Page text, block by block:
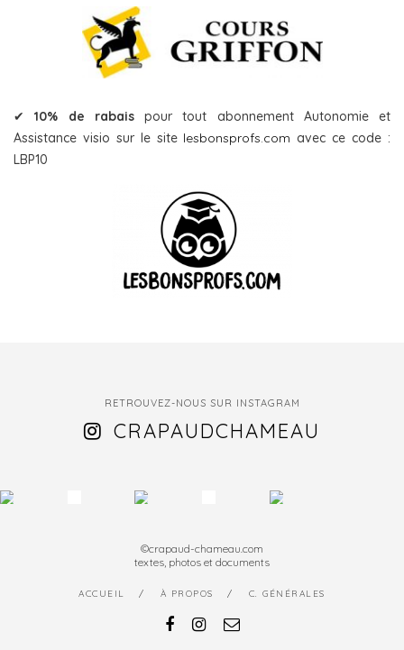
✔10% de rabaispour tout abonnement Autonomie et
Assistance visio sur le site lesbonsprofs.com avec ce code :
LBP10
RETROUVEZ-NOUS SUR INSTAGRAM
CRAPAUDCHAMEAU
©crapaud-chameau.com
textes, photos et documents
ACCUEIL À PROPOS C. GÉNÉRALES